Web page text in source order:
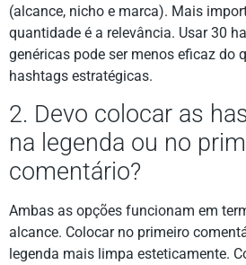
(alcance, nicho e marca). Mais
quantidade é a relevância. Usar 30
genéricas pode ser menos eficaz do
hashtags estratégicas.
2. Devo colocar as
na legenda ou no
comentário?
Ambas as opções funcionam em
alcance. Colocar no primeiro
legenda mais limpa esteticamente.